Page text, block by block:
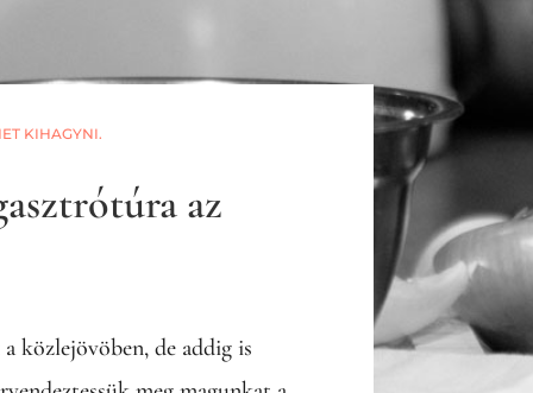
KIHAGYNI.
az
közlejövöben, de addig is